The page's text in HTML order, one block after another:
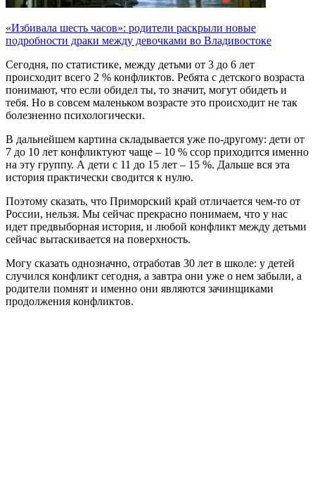
«Избивала шесть часов»: родители раскрыли новые
подробности драки между девочками во Владивостоке
Сегодня, по статистике, между детьми от 3 до 6 лет
происходит всего 2 % конфликтов. Ребята с детского возраста
понимают, что если обидел ты, то значит, могут обидеть и
тебя. Но в совсем маленьком возрасте это происходит не так
болезненно психологически.
В дальнейшем картина складывается уже по-другому: дети от
7 до 10 лет конфликтуют чаще – 10 % ссор приходится именно
на эту группу. А дети с 11 до 15 лет – 15 %. Дальше вся эта
история практически сводится к нулю.
Поэтому сказать, что Приморский край отличается чем-то от
России, нельзя. Мы сейчас прекрасно понимаем, что у нас
идет предвыборная история, и любой конфликт между детьми
сейчас вытаскивается на поверхность.
Могу сказать однозначно, отработав 30 лет в школе: у детей
случился конфликт сегодня, а завтра они уже о нем забыли, а
родители помнят и именно они являются зачинщиками
продолжения конфликтов.